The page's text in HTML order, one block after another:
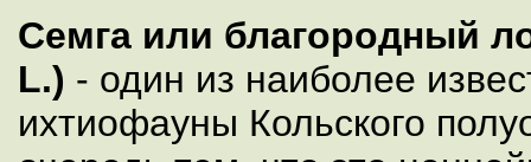
Семга или благородный
L.) - один из наиболее
ихтиофауны Кольского